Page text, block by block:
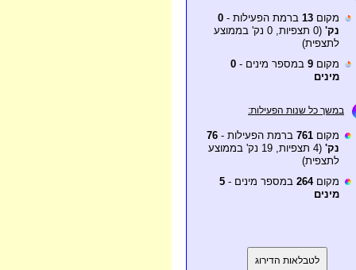
מקום 13 ברמת הפעילות - 0
נק'
(0 תצפיות, 0 נק' בממוצע
לתצפית)
מקום 9 במספר מינים - 0
מינים
במשך כל שנות הפעילות:
מקום 761 ברמת הפעילות - 76
נק'
(4 תצפיות, 19 נק' בממוצע
לתצפית)
מקום264 במספר מינים - 5
מינים
לטבלאות הדירוג